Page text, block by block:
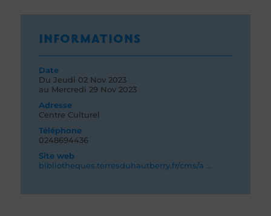
INFORMATIONS
Date
Du Jeudi 02 Nov 2023
au Mercredi 29 Nov 2023
Adresse
Centre Culturel
Téléphone
0248694436
Site web
bibliotheques.terresduhautberry.fr/cms/a ...